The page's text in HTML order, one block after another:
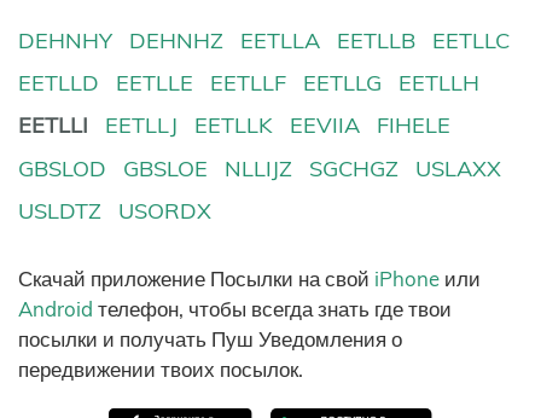
DEHNHY DEHNHZ EETLLA EETLLB
EETLLC
EETLLD
EETLLE EETLLF EETLLG
EETLLH
EETLLI
EETLLJ EETLLK EEVIIA
FIHELE
GBSLOD
GBSLOE NLLIJZ SGCHGZ
USLAXX
USLDTZ
USORDX
Скачай приложение Посылки на свой iPhone или
Android телефон, чтобы всегда знать где твои
посылки и получать Пуш Уведомления о
передвижении твоих посылок.